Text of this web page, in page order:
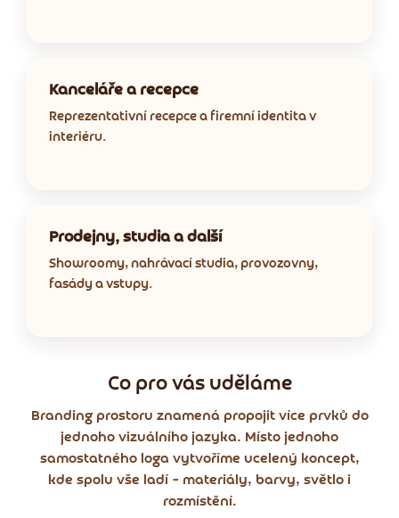
Kanceláře a recepce
Reprezentativní recepce a firemní identita v
interiéru.
Prodejny, studia a další
Showroomy, nahrávací studia, provozovny,
fasády a vstupy.
Co pro vás uděláme
Branding prostoru znamená propojit více prvků do
jednoho vizuálního jazyka. Místo jednoho
samostatného loga vytvoříme ucelený koncept,
kde spolu vše ladí – materiály, barvy, světlo i
rozmístění.